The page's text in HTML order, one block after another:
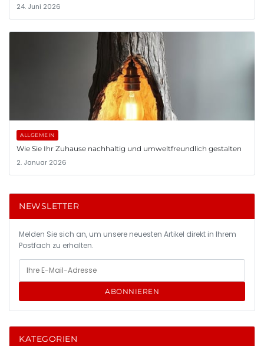
24. Juni 2026
ALLGEMEIN
Wie Sie Ihr Zuhause nachhaltig und umweltfreundlich gestalten
2. Januar 2026
NEWSLETTER
Melden Sie sich an, um unsere neuesten Artikel direkt in Ihrem
Postfach zu erhalten.
ABONNIEREN
KATEGORIEN